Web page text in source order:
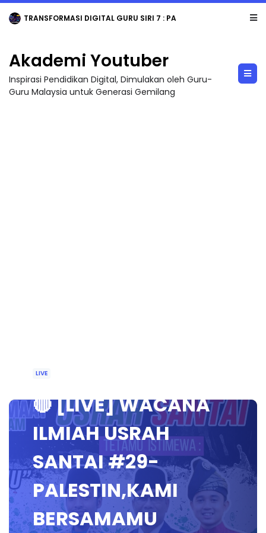
TRANSFORMASI DIGITAL GURU SIRI 7 : PAHLAWAN DIGITAL PENYELAMAT DUNIA
Akademi Youtuber
Inspirasi Pendidikan Digital, Dimulakan oleh Guru-
Guru Malaysia untuk Generasi Gemilang
LIVE
🔴 [LIVE] WACANA
ILMIAH USRAH
SANTAI #29-
PALESTIN,KAMI
BERSAMAMU